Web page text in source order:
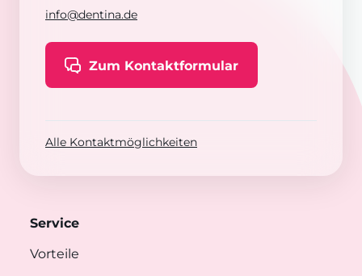
info@dentina.de
Zum Kontaktformular
Alle Kontaktmöglichkeiten
Service
Vorteile